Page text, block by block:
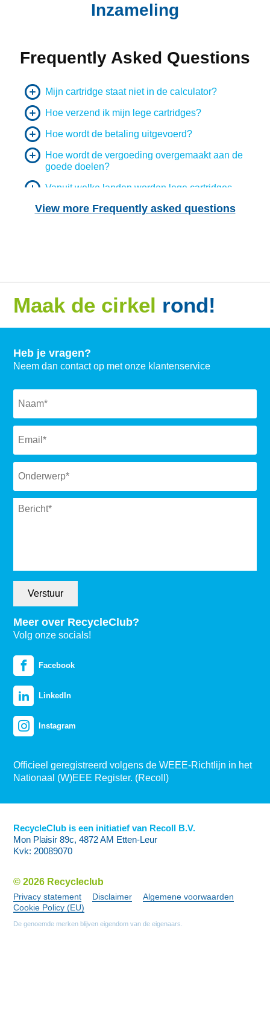
Inzameling
Frequently Asked Questions
Mijn cartridge staat niet in de calculator?
Hoe verzend ik mijn lege cartridges?
Hoe wordt de betaling uitgevoerd?
Hoe wordt de vergoeding overgemaakt aan de
goede doelen?
Vanuit welke landen worden lege cartridges
Accepteren jullie niet originele cartridges?
cartridge?
Wanneer kan ik de vergoeding aan mijzelf uit
laten keren?
Wat kost het om mijn lege cartridges bij
Wie mag cartridges inleveren bij RecycleClub?
View more Frequently asked questions
Maak de cirkel rond!
Heb je vragen?
Neem dan contact op met onze klantenservice
Naam *
Email *
Subject *
Message *
Verstuur
Meer over RecycleClub?
Volg onze socials!
Facebook
LinkedIn
Instagram
Officieel geregistreerd volgens de WEEE-Richtlijn in het
Nationaal (W)EEE Register. (Recoll)
RecycleClub is een initiatief van Recoll B.V.
Mon Plaisir 89c, 4872 AM Etten-Leur
Kvk: 20089070
© 2026 Recycleclub
Privacy statement Disclaimer
Algemene voorwaarden
Cookie Policy (EU)
De genoemde merken blijven eigendom van de eigenaars.